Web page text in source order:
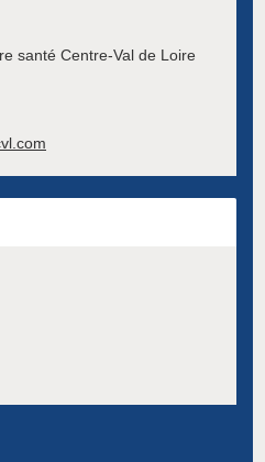
santé Centre-Val de Loire